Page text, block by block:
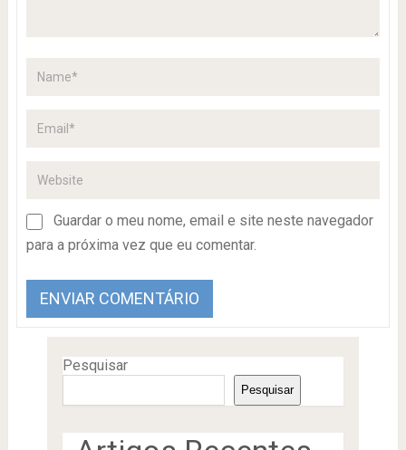
Guardar o meu nome, email e site neste navegador
para a próxima vez que eu comentar.
Pesquisar
Pesquisar